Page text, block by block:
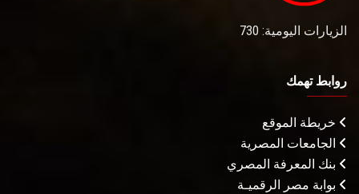
الزيارات اليومية: 730
روابط تهمك
خريطة الموقع
الجامعات المصرية
بنك المعرفة المصري
بوابة مصر الرقميـة